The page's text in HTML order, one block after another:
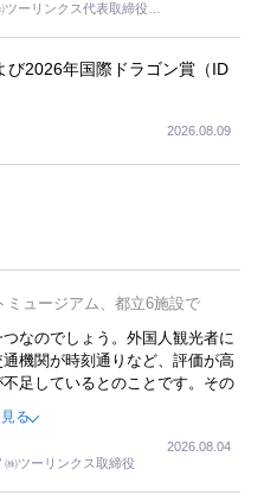
ーリンクス代表取締役社
び2026年国際ドラゴン賞（ID
2026.08.09
ミュージアム、都立6施設で
なのでしょう。外国人観光者に
機関が時刻通りなど、評価が高
足しているとのことです。その
ベントが行われれば、日本人に
るでしょうね。
る
㈱ツーリンクス取締役
2026.08.04